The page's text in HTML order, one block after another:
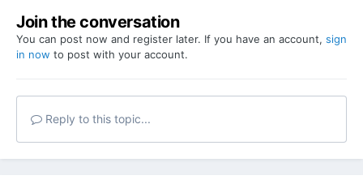
Join the conversation
You can post now and register later. If you have an account, sign
in now to post with your account.
Reply to this topic...